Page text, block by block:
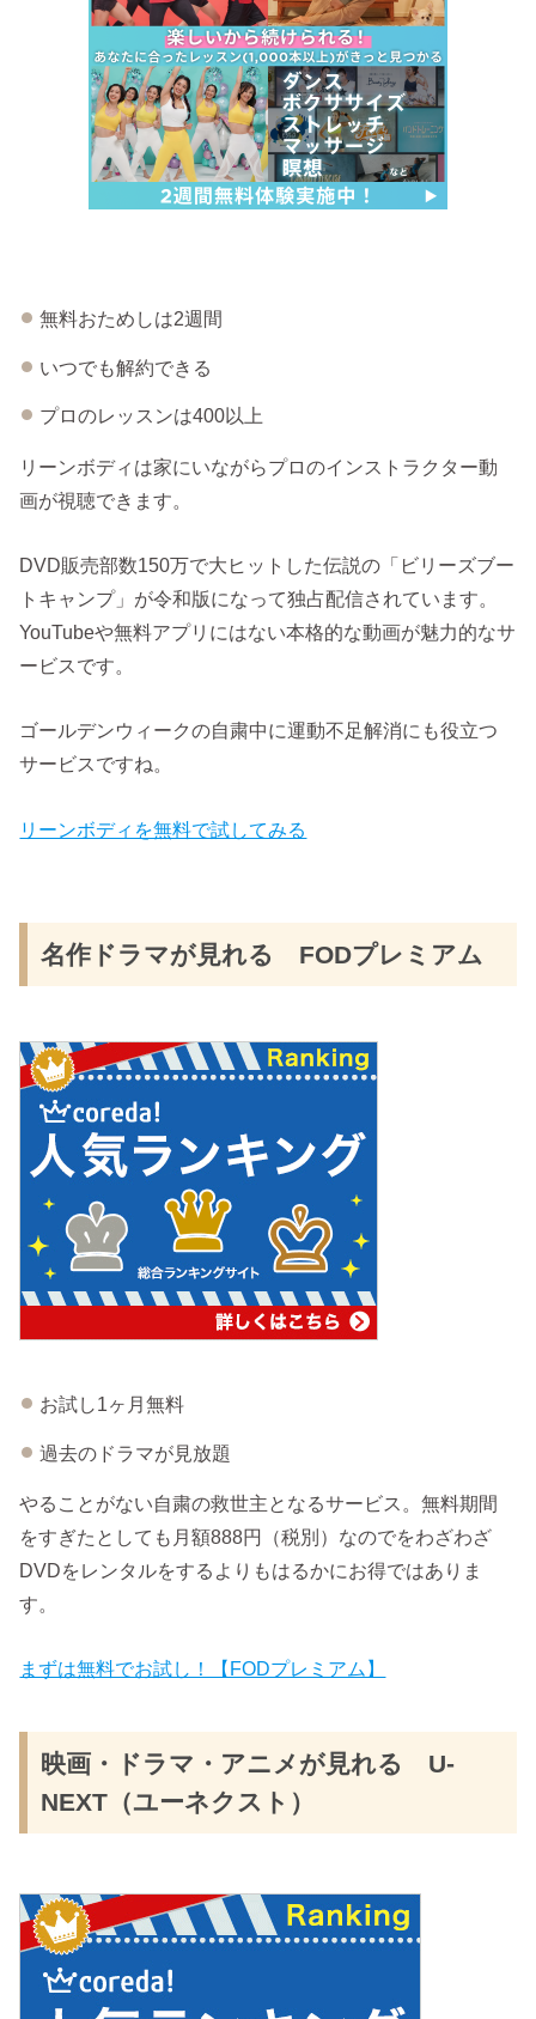
無料おためしは2週間
いつでも解約できる
プロのレッスンは400以上
リーンボディは家にいながらプロのインストラクター動
画が視聴できます。
DVD販売部数150万で大ヒットした伝説の「ビリーズブー
トキャンプ」が令和版になって独占配信されています。
YouTubeや無料アプリにはない本格的な動画が魅力的なサ
ービスです。
ゴールデンウィークの自粛中に運動不足解消にも役立つ
サービスですね。
リーンボディを無料で試してみる
名作ドラマが見れる FODプレミアム
お試し1ヶ月無料
過去のドラマが見放題
やることがない自粛の救世主となるサービス。無料期間
をすぎたとしても月額888円（税別）なのでをわざわざ
DVDをレンタルをするよりもはるかにお得ではありま
す。
まずは無料でお試し！【FODプレミアム】
映画・ドラマ・アニメが見れる U-
NEXT（ユーネクスト）